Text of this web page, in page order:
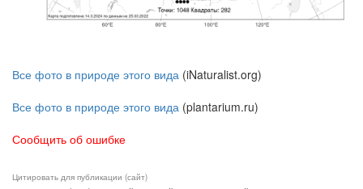
Все фото в природе этого вида (iNaturalist.org)
Все фото в природе этого вида (plantarium.ru)
Сообщить об ошибке
Цитировать для публикации (сайт)